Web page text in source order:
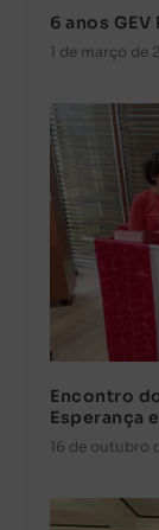
6 anos
1 de março de
Encontro
Esperança
16 de outubro